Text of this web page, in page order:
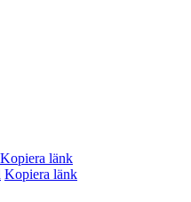
Kopiera länk
Kopiera länk